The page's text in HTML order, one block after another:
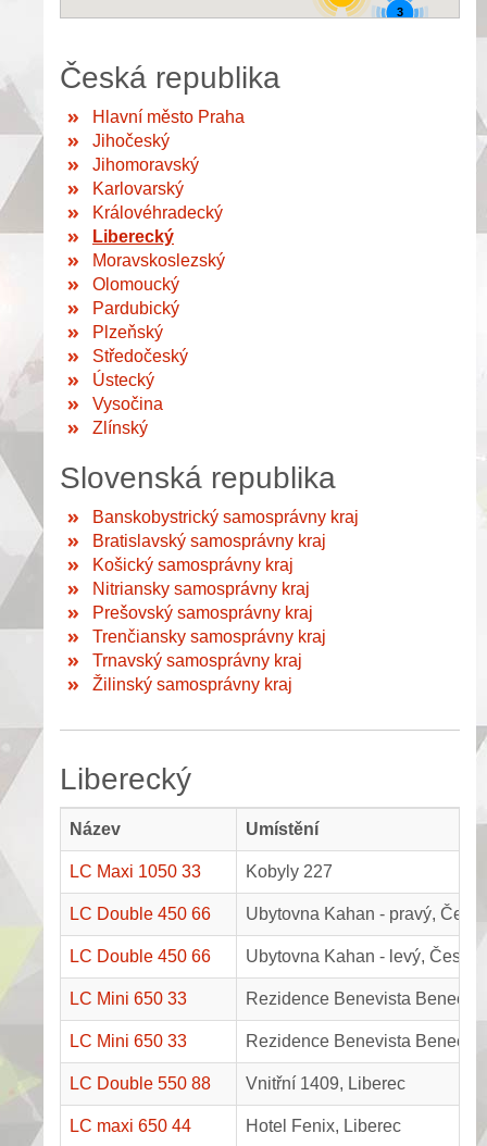
3
Česká republika
Hlavní město Praha
Jihočeský
Jihomoravský
Karlovarský
Královéhradecký
Liberecký
Moravskoslezský
Olomoucký
Pardubický
Plzeňský
Středočeský
Ústecký
Vysočina
Zlínský
Slovenská republika
Banskobystrický samosprávny kraj
Bratislavský samosprávny kraj
Košický samosprávny kraj
Nitriansky samosprávny kraj
Prešovský samosprávny kraj
Trenčiansky samosprávny kraj
Trnavský samosprávny kraj
Žilinský samosprávny kraj
Liberecký
Název Umístění
LC Maxi 1050 33 Kobyly 227
LC Double 450 66 Ubytovna Kahan - pravý,
LC Double 450 66 Ubytovna Kahan - levý, Česká
LC Mini 650 33 Rezidence Benevista
LC Mini 650 33 Rezidence Benevista
LC Double 550 88 Vnitřní 1409, Liberec
LC maxi 650 44 Hotel Fenix, Liberec